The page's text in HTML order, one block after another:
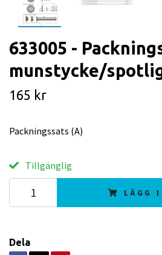
633005 -
munstycke/
165 kr
Packningssats (A)
Tillgänglig
LÄGG I
Dela